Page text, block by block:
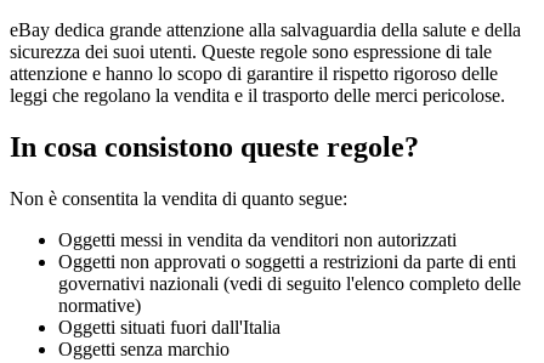
eBay dedica grande attenzione alla salvaguardia della salute e della
sicurezza dei suoi utenti. Queste regole sono espressione di tale
attenzione e hanno lo scopo di garantire il rispetto rigoroso delle
leggi che regolano la vendita e il trasporto delle merci pericolose.
In cosa consistono queste regole?
Non è consentita la vendita di quanto segue:
Oggetti messi in vendita da venditori non autorizzati
Oggetti non approvati o soggetti a restrizioni da parte di enti
governativi nazionali (vedi di seguito l'elenco completo delle
normative)
Oggetti situati fuori dall'Italia
Oggetti senza marchio